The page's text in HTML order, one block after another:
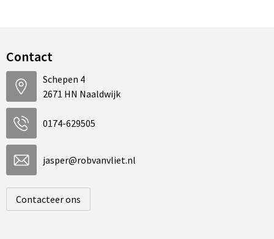
Contact
Schepen 4
2671 HN Naaldwijk
0174-629505
jasper@robvanvliet.nl
Contacteer ons